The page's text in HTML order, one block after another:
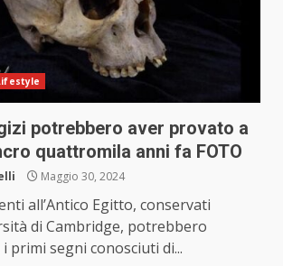
potrebbero aver provato a
quattromila anni fa FOTO
Maggio 30, 2024
all’Antico Egitto, conservati
di Cambridge, potrebbero
primi segni conosciuti di...